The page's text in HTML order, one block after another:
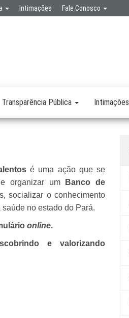
Intimações Fale Conosco
Transparência Pública Intimações
é uma ação que se
organizar um
Banco de
socializar o conhecimento
no estado do Pará.
online.
e valorizando